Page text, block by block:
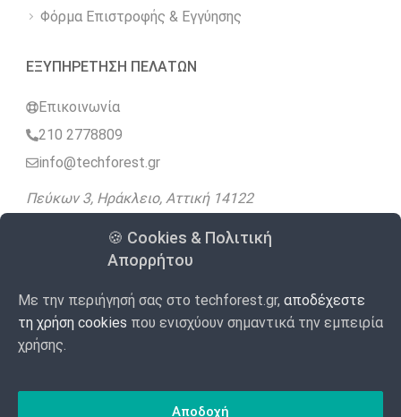
🍪 Cookies & Πολιτική
Απορρήτου
Με την περιήγησή σας στο techforest.gr, αποδέχεστε
τη χρήση cookies που ενισχύουν σημαντικά την εμπειρία
χρήσης.
Αποδοχή
Φόρμα Επιστροφής & Εγγύησης
ΕΞΥΠΗΡΕΤΗΣΗ ΠΕΛΑΤΩΝ
Επικοινωνία
210 2778809
info@techforest.gr
Πεύκων 3, Ηράκλειο, Αττική 14122
Ακολουθήστε μας
Google 4.9 98 Αξιολογήσεις